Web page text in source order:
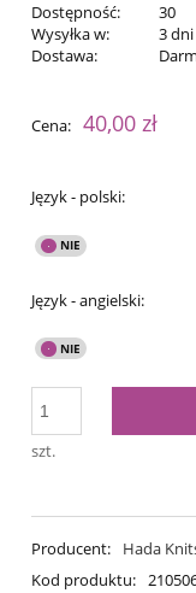
Dostępność:
30
Wysyłka w:
3 dni
Dostawa:
Cena nie zawiera
Cena: 40,00 zł
Język - polski:
Język - angielski:
szt.
Producent:
Hada
Kod produktu: